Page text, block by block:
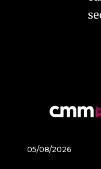
05/08/2026